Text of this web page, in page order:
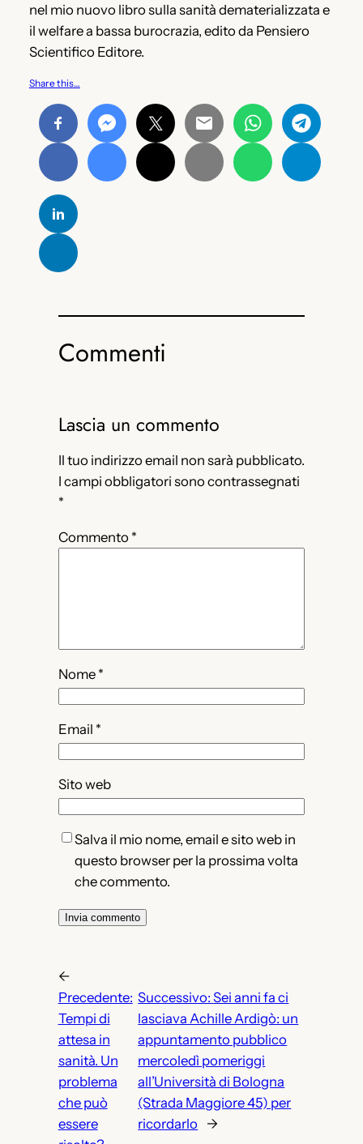
nel mio nuovo libro sulla sanità dematerializzata e
il welfare a bassa burocrazia, edito da Pensiero
Scientifico Editore.
Share this…
Commenti
Lascia un commento
Il tuo indirizzo email non sarà pubblicato.
I campi obbligatori sono contrassegnati
*
Commento *
Nome *
Email *
Sito web
Salva il mio nome, email e sito web in
questo browser per la prossima volta
che commento.
←
Precedente:
Tempi di
attesa in
sanità. Un
problema
che può
essere
Successivo:Sei anni fa ci
lasciava Achille Ardigò: un
appuntamento pubblico
mercoledì pomeriggi
all’Università di Bologna
(Strada Maggiore 45) per
ricordarlo
→